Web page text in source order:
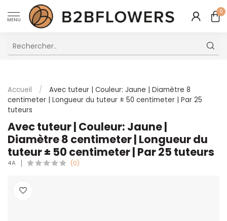
MENU
0
Accueil /
Avec tuteur | Couleur: Jaune | Diamètre 8
centimeter | Longueur du tuteur ± 50 centimeter | Par 25
tuteurs
Avec tuteur | Couleur: Jaune |
Diamètre 8 centimeter | Longueur du
tuteur ± 50 centimeter | Par 25 tuteurs
4A (0)